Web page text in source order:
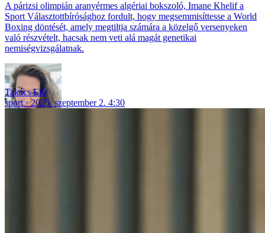
A párizsi olimpián aranyérmes algériai bokszoló, Imane Khelif a
Sport Választottbírósághoz fordult, hogy megsemmisíttesse a World
Boxing döntését, amely megtiltja számára a közelgő versenyeken
való részvételt, hacsak nem veti alá magát genetikai
nemiségvizsgálatnak.
Takács Lili
sport
2025. szeptember 2. 4:30